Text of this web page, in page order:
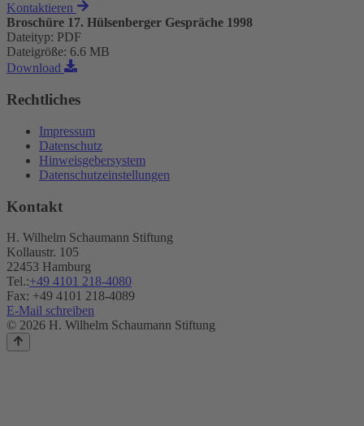
Kontaktieren
Broschüre 17. Hülsenberger Gespräche 1998
Dateityp: PDF
Dateigröße: 6.6 MB
Download
Rechtliches
Impressum
Datenschutz
Hinweisgebersystem
Datenschutzeinstellungen
Kontakt
H. Wilhelm Schaumann Stiftung
Kollaustr. 105
22453 Hamburg
Tel.:+49 4101 218-4080
Fax: +49 4101 218-4089
E-Mail schreiben
© 2026 H. Wilhelm Schaumann Stiftung